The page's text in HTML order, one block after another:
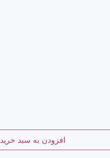
افزودن به سبد خرید